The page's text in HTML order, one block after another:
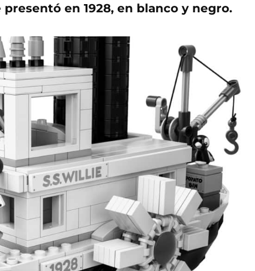
en 1928, en blanco y negro.